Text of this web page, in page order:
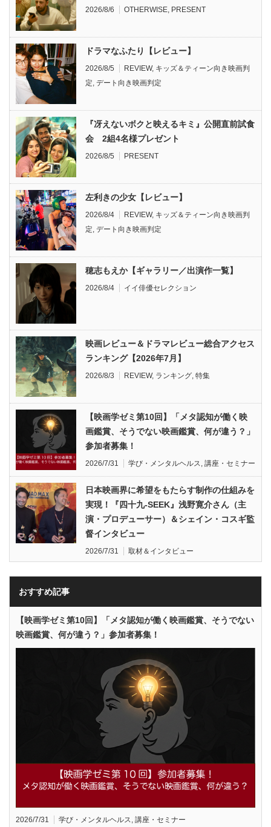
2026/8/6 OTHERWISE, PRESENT
ドラマなふたり【レビュー】
2026/8/5 REVIEW, キッズ＆ティーン向き映画判
定, デート向き映画判定
『冴えないボクと映えるキミ』公開直前試食
会 2組4名様プレゼント
2026/8/5 PRESENT
左利きの少女【レビュー】
2026/8/4 REVIEW, キッズ＆ティーン向き映画判
定, デート向き映画判定
穂志もえか【ギャラリー／出演作一覧】
2026/8/4 イイ俳優セレクション
映画レビュー＆ドラマレビュー総合アクセス
ランキング【2026年7月】
2026/8/3 REVIEW, ランキング, 特集
【映画学ゼミ第10回】「メタ認知が働く映
画鑑賞、そうでない映画鑑賞、何が違う？」
参加者募集！
2026/7/31 学び・メンタルヘルス, 講座・セミナー
日本映画界に希望をもたらす制作の仕組みを
実現！『四十九-SEEK』浅野寛介さん（主
演・プロデューサー）＆シェイン・コスギ監
督インタビュー
2026/7/31 取材＆インタビュー
おすすめ記事
【映画学ゼミ第10回】「メタ認知が働く映画鑑賞、そうでない
映画鑑賞、何が違う？」参加者募集！
2026/7/31 学び・メンタルヘルス, 講座・セミナー